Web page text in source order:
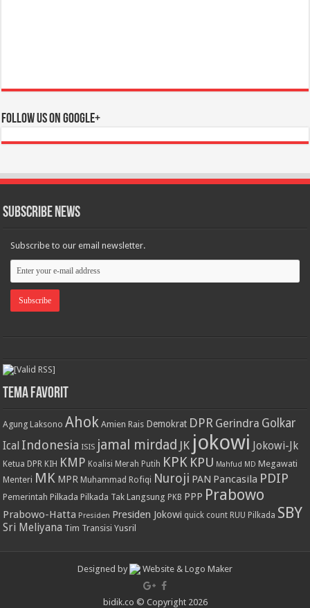
Follow us on Google+
Subscribe News
Subscribe to our email newsletter.
Tema Favorit
Agung Laksono Ahok Amien Rais Demokrat DPR Gerindra Golkar
Ical Indonesia ISIS jamal mirdad JK jokowi Jokowi-Jk
Ketua DPR KIH KMP Koalisi Merah Putih KPK KPU Mahfud MD Megawati
Menteri MK MPR Muhammad Rofiqi Nuroji PAN Pancasila PDIP
Pemerintah Pilkada Pilkada Tak Langsung PKB PPP Prabowo
Prabowo-Hatta Presiden Presiden Jokowi quick count RUU Pilkada SBY
Sri Meliyana Tim Transisi Yusril
Designed by Website & Logo Maker
bidik.co © Copyright 2026